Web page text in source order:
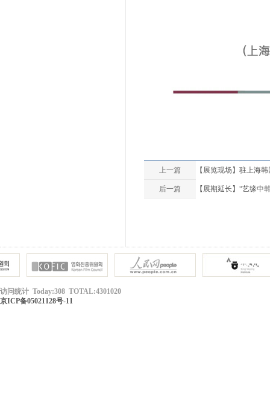
上一篇 【展览现场】驻上海
后一篇 【展期延长】“艺缘
访问统计 Today:308 TOTAL:4301020
京ICP备05021128号-11